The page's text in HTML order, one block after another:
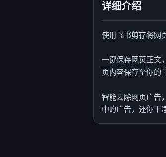
详细介绍
使用飞书剪存将网
一键保存网页正文
页内容保存至你的
智能去除网页广告
中的广告，还你干